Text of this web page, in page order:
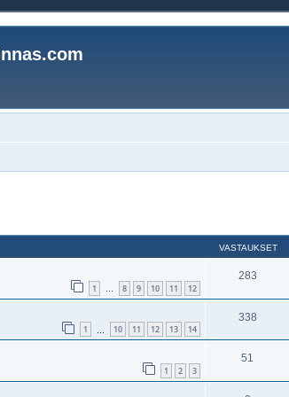
VASTAUKSET
1 … 8 9 10 11 12
283
1 10 11 12 13 14
338
1 2 3
51